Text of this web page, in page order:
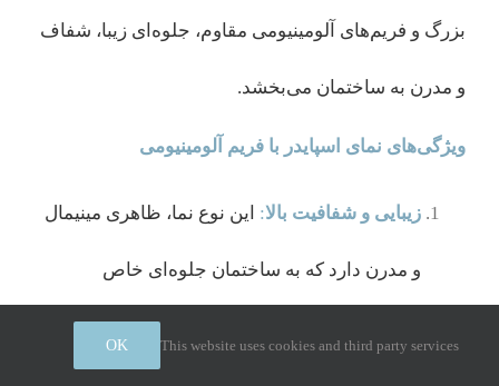
بزرگ و فریم‌های آلومینیومی مقاوم، جلوه‌ای زیبا، شفاف
و مدرن به ساختمان می‌بخشد.
ویژگی‌های نمای اسپایدر با فریم آلومینیومی
زیبایی و شفافیت بالا: این نوع نما، ظاهری مینیمال
و مدرن دارد که به ساختمان جلوه‌ای خاص
This website uses cookies and third party services
OK